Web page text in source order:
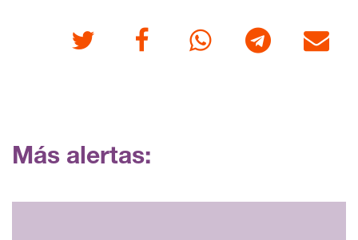
Twitter FacebookWhatsappTelegram Correo
Más alertas: